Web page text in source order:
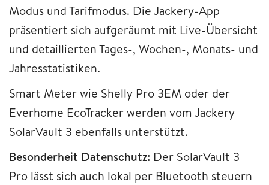
Modus und Tarifmodus. Die Jackery-App
präsentiert sich aufgeräumt mit Live-Übersicht
und detaillierten Tages-, Wochen-, Monats- und
Jahresstatistiken.
Smart Meter wie Shelly Pro 3EM oder der
Everhome EcoTracker werden vom Jackery
SolarVault 3 ebenfalls unterstützt.
Besonderheit Datenschutz: Der SolarVault 3
Pro lässt sich auch lokal per Bluetooth steuern